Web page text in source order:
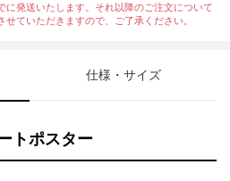
に発送いたします。それ以降のご注文について
ていただきますので、ご了承ください。
仕様・サイズ
トポスター